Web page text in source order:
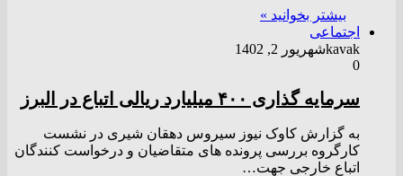
بیشتر بخوانید »
اجتماعی
kavakشهریور 2, 1402
0
سرمایه گذاری ۴۰۰ میلیارد ریالی اتباع در البرز
به گزارش کاوک نیوز سیروس دهقان شیری در نشست
کارگروه بررسی پرونده های متقاضیان و درخواست کنندگان
اتباع خارجی جهت…